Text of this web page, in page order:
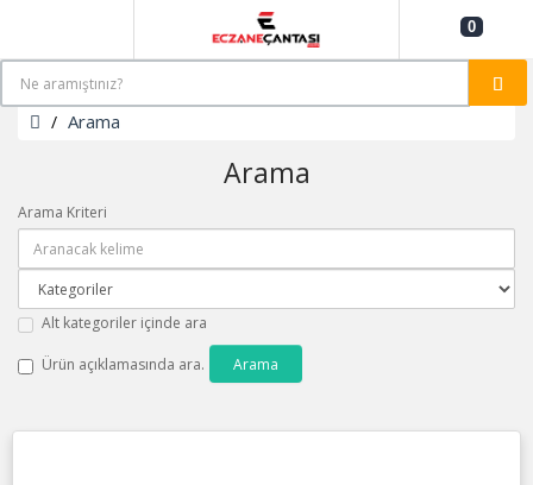
0
Arama
Arama
Arama Kriteri
Alt kategoriler içinde ara
Ürün açıklamasında ara.